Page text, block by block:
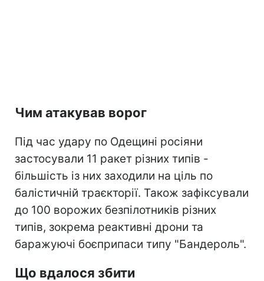
Чим атакував ворог
Під час удару по Одещині росіяни
застосували 11 ракет різних типів -
більшість із них заходили на ціль по
балістичній траєкторії. Також зафіксували
до 100 ворожих безпілотників різних
типів, зокрема реактивні дрони та
баражуючі боєприпаси типу "Бандероль".
Що вдалося збити